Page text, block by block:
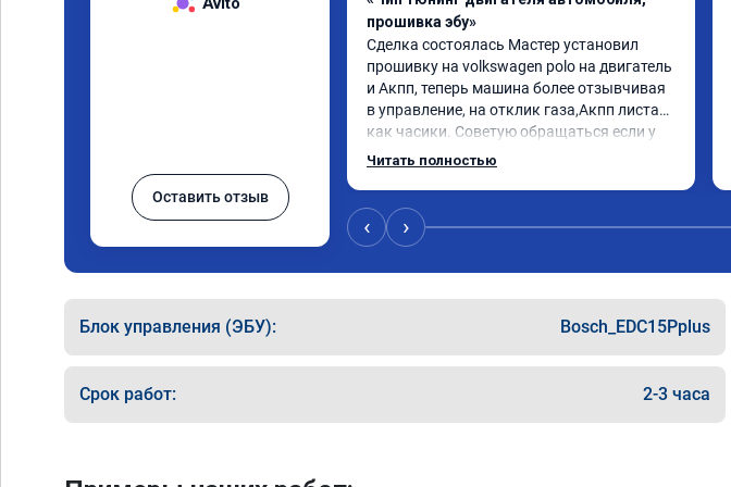
Оставить отзыв
прошивка эбу»
Сделка состоялась Мастер установил
прошивку на volkswagen polo на двигатель
и Акпп, теперь машина более отзывчивая
в управление, на отклик газа,Акпп листает
как часики. Советую обращаться если у
вас возникли проблемы с автомобилем
Читать полностью
‹ ›
Блок управления (ЭБУ): Bosch_EDC15Pplus
Срок работ: 2-3 часа